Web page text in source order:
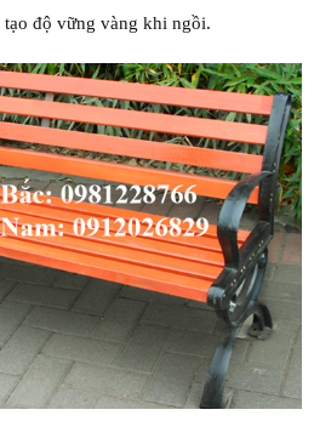
độ vững vàng khi ngồi.